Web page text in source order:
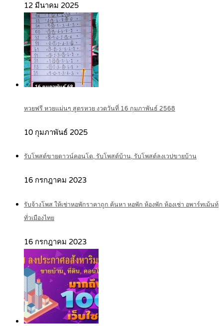
12 มีนาคม 2025
หวยฟรี หวยแม่นๆ สูตรหวย งวดวันที่ 16 กุมภาพันธ์ 2568
10 กุมภาพันธ์ 2025
รับโพสต์ขายดาวน์คอนโด, รับโพสต์บ้าน, รับโพสต์ลงเวปขายบ้าน
16 กรกฎาคม 2023
รับจ้างโพส ให้เช่าหอพักราคาถูก ค้นหา หอพัก ห้องพัก ห้องเช่า อพาร์ทเม้นท์
ทั่วเมืองไทย
16 กรกฎาคม 2023